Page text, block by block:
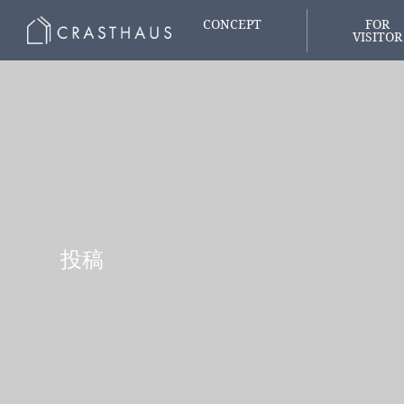
CONCEPT
FOR
VISITOR
はじめての
投稿